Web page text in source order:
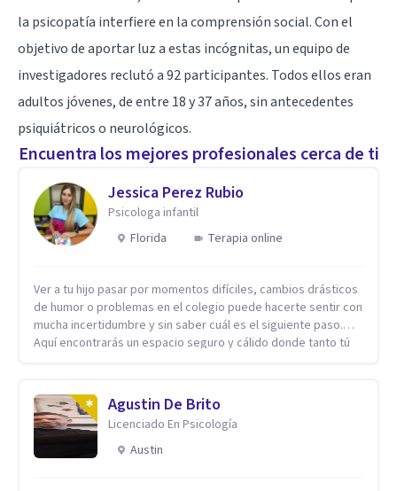
la psicopatía interfiere en la comprensión social. Con el
objetivo de aportar luz a estas incógnitas, un equipo de
investigadores reclutó a 92 participantes. Todos ellos eran
adultos jóvenes, de entre 18 y 37 años, sin antecedentes
psiquiátricos o neurológicos.
Encuentra los mejores profesionales cerca de ti
Jessica Perez Rubio
Psicologa infantil
Florida
Terapia online
Ver a tu hijo pasar por momentos difíciles, cambios drásticos
de humor o problemas en el colegio puede hacerte sentir con
mucha incertidumbre y sin saber cuál es el siguiente paso.
Aquí encontrarás un espacio seguro y cálido donde tanto tú
casa. Me especializo en guiar a familias a través de
herramientas prácticas y dinámicas adaptadas a la edad de
cada menor, dejando de lado las etiquetas y los tecnicismos.
Mi forma de trabajar se centra en entender las emociones
Agustin De Brito
Licenciado En Psicología
Austin